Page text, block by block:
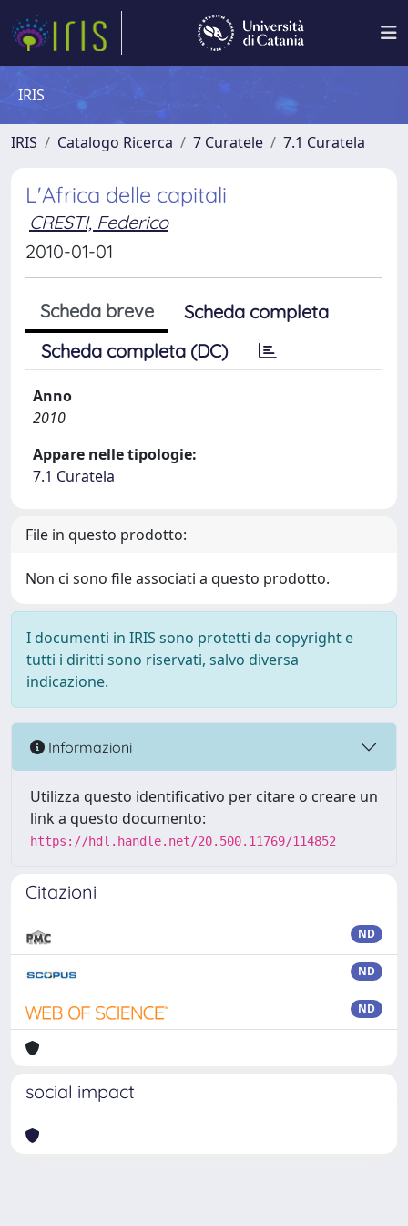
IRIS
IRIS Catalogo Ricerca 7 Curatele 7.1 Curatela
L'Africa delle capitali
CRESTI, Federico
2010-01-01
Scheda breve
Scheda completa
Scheda completa (DC)
Anno
2010
Appare nelle tipologie:
7.1 Curatela
File in questo prodotto:
Non ci sono file associati a questo prodotto.
I documenti in IRIS sono protetti da copyright e
tutti i diritti sono riservati, salvo diversa
indicazione.
Informazioni
Utilizza questo identificativo per citare o creare un
link a questo documento:
https://hdl.handle.net/20.500.11769/114852
Citazioni
ND
ND
ND
social impact